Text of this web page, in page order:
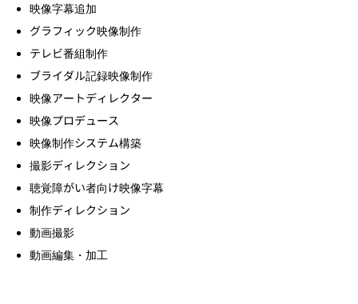
映像字幕追加
グラフィック映像制作
テレビ番組制作
ブライダル記録映像制作
映像アートディレクター
映像プロデュース
映像制作システム構築
撮影ディレクション
聴覚障がい者向け映像字幕
制作ディレクション
動画撮影
動画編集・加工